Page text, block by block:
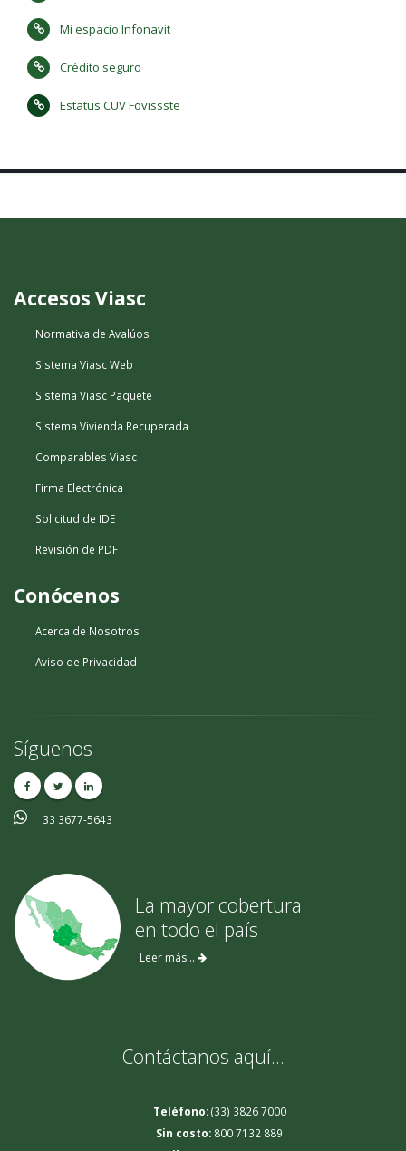
Mi espacio Infonavit
Crédito seguro
Estatus CUV Fovissste
Accesos Viasc
Normativa de Avalúos
Sistema Viasc Web
Sistema Viasc Paquete
Sistema Vivienda Recuperada
Comparables Viasc
Firma Electrónica
Solicitud de IDE
Revisión de PDF
Conócenos
Acerca de Nosotros
Aviso de Privacidad
Síguenos
33 3677-5643
La mayor cobertura
en todo el país
Leer más...
Contáctanos aquí…
Teléfono:(33) 3826 7000
Sin costo: 800 7132 889